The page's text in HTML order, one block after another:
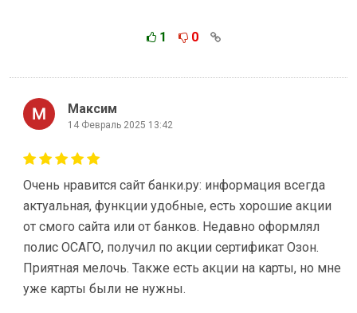
1 0
Максим
14 Февраль 2025 13:42
Очень нравится сайт банки.ру: информация всегда
актуальная, функции удобные, есть хорошие акции
от смого сайта или от банков. Недавно оформлял
полис ОСАГО, получил по акции сертификат Озон.
Приятная мелочь. Также есть акции на карты, но мне
уже карты были не нужны.